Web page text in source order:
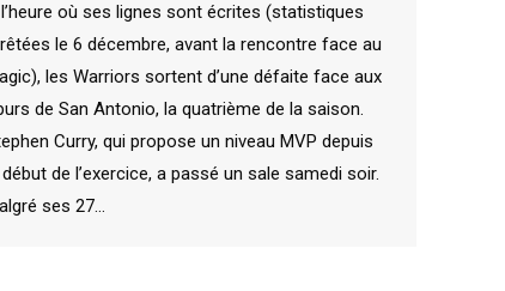
où ses lignes sont écrites (statistiques
le 6 décembre, avant la rencontre face au
les Warriors sortent d’une défaite face aux
de San Antonio, la quatrième de la saison.
Curry, qui propose un niveau MVP depuis
de l’exercice, a passé un sale samedi soir.
ses 27…